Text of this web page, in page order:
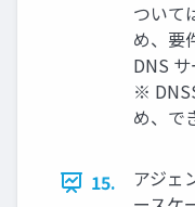
ついて
め、要
DNS
※
め、で
15.
アジェ